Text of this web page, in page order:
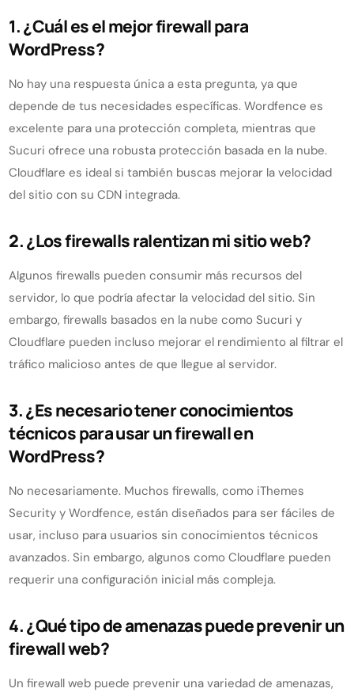
1. ¿Cuál es el mejor firewall para
WordPress?
No hay una respuesta única a esta pregunta, ya que
depende de tus necesidades específicas. Wordfence es
excelente para una protección completa, mientras que
Sucuri ofrece una robusta protección basada en la nube.
Cloudflare es ideal si también buscas mejorar la velocidad
del sitio con su CDN integrada.
2. ¿Los firewalls ralentizan mi sitio web?
Algunos firewalls pueden consumir más recursos del
servidor, lo que podría afectar la velocidad del sitio. Sin
embargo, firewalls basados en la nube como Sucuri y
Cloudflare pueden incluso mejorar el rendimiento al filtrar el
tráfico malicioso antes de que llegue al servidor.
3. ¿Es necesario tener conocimientos
técnicos para usar un firewall en
WordPress?
No necesariamente. Muchos firewalls, como iThemes
Security y Wordfence, están diseñados para ser fáciles de
usar, incluso para usuarios sin conocimientos técnicos
avanzados. Sin embargo, algunos como Cloudflare pueden
requerir una configuración inicial más compleja.
4. ¿Qué tipo de amenazas puede prevenir un
firewall web?
Un firewall web puede prevenir una variedad de amenazas,